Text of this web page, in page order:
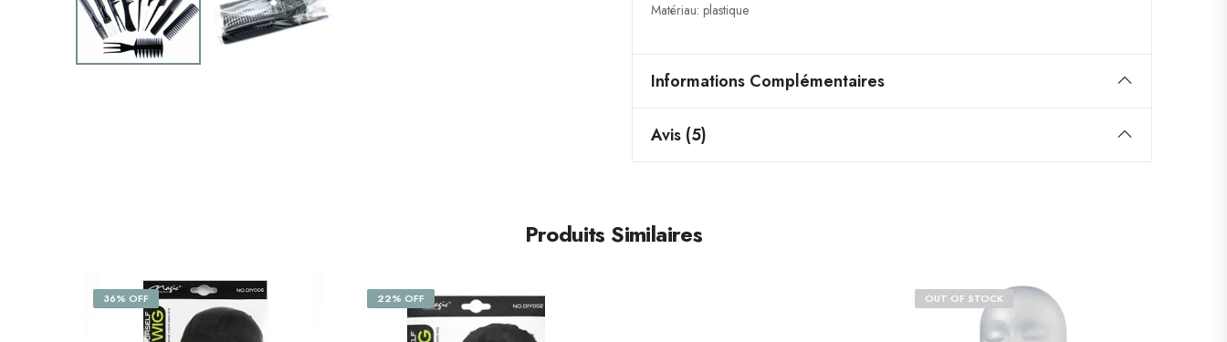
Matériau: plastique
Informations Complémentaires
Avis (5)
Produits Similaires
36% OFF 22% OFF OUT OF STOCK